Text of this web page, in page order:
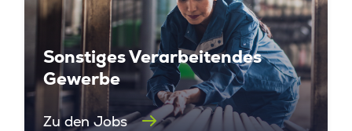
Sonstiges Verarbeitendes
Gewerbe
Zu den Jobs